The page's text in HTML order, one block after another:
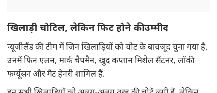
खिलाड़ी चोटिल, लेकिन फिट होने की उम्मीद
न्यूजीलैंड की टीम में जिन खिलाड़ियों को चोट के बावजूद चुना गया है,
उनमें फिन एलन, मार्क चैपमैन, खुद कप्तान मिशेल सैंटनर, लॉकी
फर्ग्यूसन और मैट हेनरी शामिल हैं.